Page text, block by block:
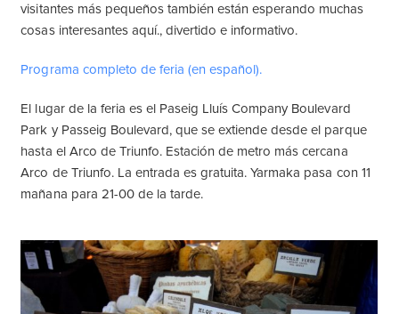
visitantes más pequeños también están esperando muchas
cosas interesantes aquí., divertido e informativo.
Programa completo de feria (en español).
El lugar de la feria es el Paseig Lluís Company Boulevard
Park y Passeig Boulevard, que se extiende desde el parque
hasta el Arco de Triunfo. Estación de metro más cercana
Arco de Triunfo. La entrada es gratuita. Yarmaka pasa con 11
mañana para 21-00 de la tarde.